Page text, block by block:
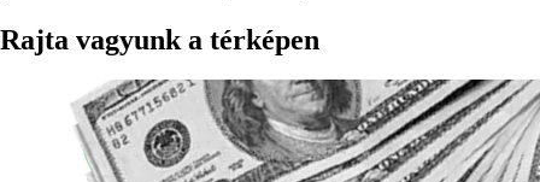
Rajta vagyunk a térképen